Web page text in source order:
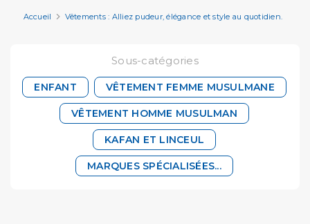
Accueil Vêtements : Alliez pudeur, élégance et style au quotidien.
Sous-catégories
ENFANT VÊTEMENT FEMME MUSULMANE
VÊTEMENT HOMME MUSULMAN
KAFAN ET LINCEUL
MARQUES SPÉCIALISÉES...